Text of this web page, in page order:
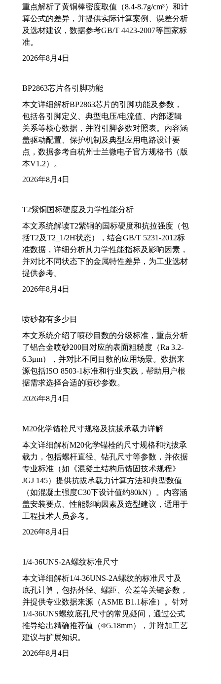
重点解析了黄铜棒密度取值（8.4-8.7g/cm³）和计
算公式的差异，并提供实际计算案例、误差分析
及选材建议，数据参考GB/T 4423-2007等国家标
准。
2026年8月4日
BP2863芯片各引脚功能
本文详细解析BP2863芯片的引脚功能及参数，
包括各引脚定义、典型电压/电流值、内部逻辑
关系等核心数据，并附引脚参数对照表。内容涵
盖驱动配置、保护机制及典型应用电路设计要
点，数据参考自杭州士兰微电子官方规格书（版
本V1.2）。
2026年8月4日
T2紫铜国标硬度及力学性能分析
本文系统解读T2紫铜的国标硬度和抗拉强度（包
括T2及T2_1/2H状态），结合GB/T 5231-2012标
准数据，详细分析其力学性能指标及影响因素，
并对比不同状态下的金属特性差异，为工业选材
提供参考。
2026年8月4日
喷砂都有多少目
本文系统介绍了喷砂目数的分级标准，重点分析
了铝合金喷砂200目对应的表面粗糙度（Ra 3.2-
6.3μm），并对比不同目数的应用场景。数据来
源包括ISO 8503-1标准和行业实践，帮助用户根
据需求选择合适的喷砂参数。
2026年8月4日
M20化学锚栓尺寸规格及抗拔承载力详解
本文详细解析M20化学锚栓的尺寸规格和抗拔承
载力，包括螺杆直径、钻孔尺寸等参数，并依据
专业标准（如《混凝土结构后锚固技术规程》
JGJ 145）提供抗拔承载力计算方法和典型数值
（如混凝土强度C30下设计值约80kN）。内容涵
盖安装要点、性能影响因素及选型建议，适用于
工程技术人员参考。
2026年8月4日
1/4-36UNS-2A螺纹标准尺寸
本文详细解析1/4-36UNS-2A螺纹的标准尺寸及
底孔计算，包括外径、螺距、公差等关键参数，
并提供专业数据来源（ASME B1.1标准）。针对
1/4-36UNS螺纹底孔尺寸的常见疑问，通过公式
推导给出精确推荐值（Φ5.18mm），并附加工艺
建议与扩展知识。
2026年8月4日